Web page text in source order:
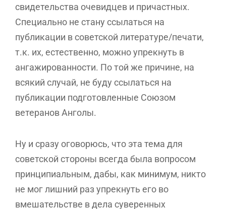
свидетельства очевидцев и причастных.
Специально не стану ссылаться на
публикации в советской литературе/печати,
т.к. их, естественно, можно упрекнуть в
ангажированности. По той же причине, на
всякий случай, не буду ссылаться на
публикации подготовленные Союзом
ветеранов Анголы.
Ну и сразу оговорюсь, что эта тема для
советской стороны всегда была вопросом
принципиальным, дабы, как минимум, никто
не мог лишний раз упрекнуть его во
вмешательстве в дела суверенных